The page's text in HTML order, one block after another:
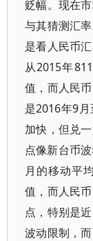
贬幅。现在
与其猜测汇
是看人民币
从2015年
值，而人民
是2016年9
加快，但兑
点像新台币
月的移动平
值，而人民
点，特别是
波动限制，